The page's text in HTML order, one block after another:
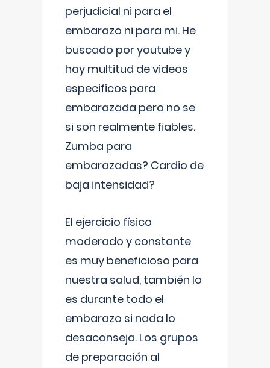
perjudicial ni para el
embarazo ni para mi. He
buscado por youtube y
hay multitud de videos
especificos para
embarazada pero no se
si son realmente fiables.
Zumba para
embarazadas? Cardio de
baja intensidad?
El ejercicio físico
moderado y constante
es muy beneficioso para
nuestra salud, también lo
es durante todo el
embarazo si nada lo
desaconseja. Los grupos
de preparación al